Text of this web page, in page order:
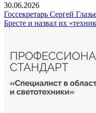
30.06.2026
Госсекретарь Сергей
Бресте и назвал их